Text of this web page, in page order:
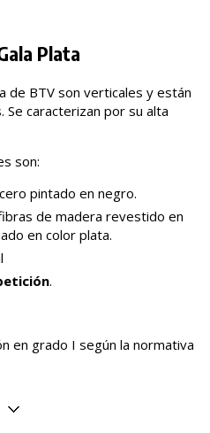
Plata
de BTV son verticales y están
Se caracterizan por su alta
son:
pintado en negro.
de madera revestido en
en color plata.
.
en grado I según la normativa